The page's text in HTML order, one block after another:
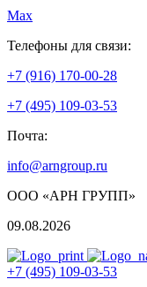
Max
Телефоны для связи:
+7 (916) 170-00-28
+7 (495) 109-03-53
Почта:
info@arngroup.ru
ООО «АРН ГРУПП»
09.08.2026
+7 (495) 109-03-53